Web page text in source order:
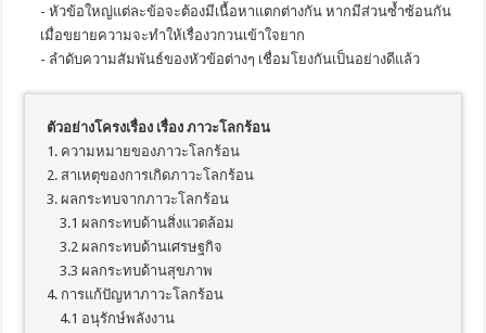
- หัวข้อใหญ่แต่ละข้อจะต้องมีเนื้อหาแตกต่างกัน หากมีส่วนซ้ำซ้อนกัน
เมื่อขยายความจะทำให้เรื่องวกวนเข้าใจยาก
- ลำดับความสัมพันธ์ของหัวข้อต่างๆ เชื่อมโยงกันเป็นอย่างดีแล้ว
ตัวอย่างโครงเรื่อง เรื่อง ภาวะโลกร้อน
1. ความหมายของภาวะโลกร้อน
2. สาเหตุของการเกิดภาวะโลกร้อน
3. ผลกระทบจากภาวะโลกร้อน
3.1 ผลกระทบด้านสิ่งแวดล้อม
3.2 ผลกระทบด้านเศรษฐกิจ
3.3 ผลกระทบด้านสุขภาพ
4. การแก้ปัญหาภาวะโลกร้อน
4.1 อนุรักษ์พลังงาน